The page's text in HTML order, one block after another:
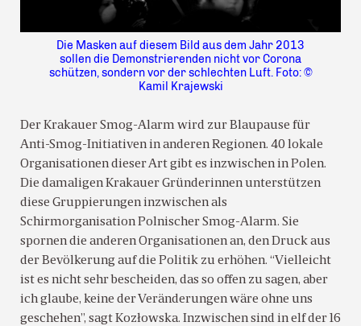
Die Masken auf diesem Bild aus dem Jahr 2013
sollen die Demonstrierenden nicht vor Corona
schützen, sondern vor der schlechten Luft. Foto: ©
Kamil Krajewski
Der Krakauer Smog-Alarm wird zur Blaupause für
Anti-Smog-Initiativen in anderen Regionen. 40 lokale
Organisationen dieser Art gibt es inzwischen in Polen.
Die damaligen Krakauer Gründerinnen unterstützen
diese Gruppierungen inzwischen als
Schirmorganisation Polnischer Smog-Alarm. Sie
spornen die anderen Organisationen an, den Druck aus
der Bevölkerung auf die Politik zu erhöhen. “Vielleicht
ist es nicht sehr bescheiden, das so offen zu sagen, aber
ich glaube, keine der Veränderungen wäre ohne uns
geschehen”, sagt Kozłowska. Inzwischen sind in elf der 16